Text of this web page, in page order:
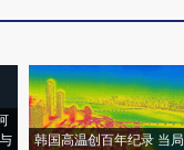
韩国高温创百年纪录 当局